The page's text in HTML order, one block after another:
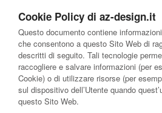
Cookie Policy di az-design.it
Questo documento contiene
che consentono a questo Sito Web di
descritti di seguito. Tali tecnologie
raccogliere e salvare informazioni (per
Cookie) o di utilizzare risorse (per
sul dispositivo dell’Utente quando
questo Sito Web.